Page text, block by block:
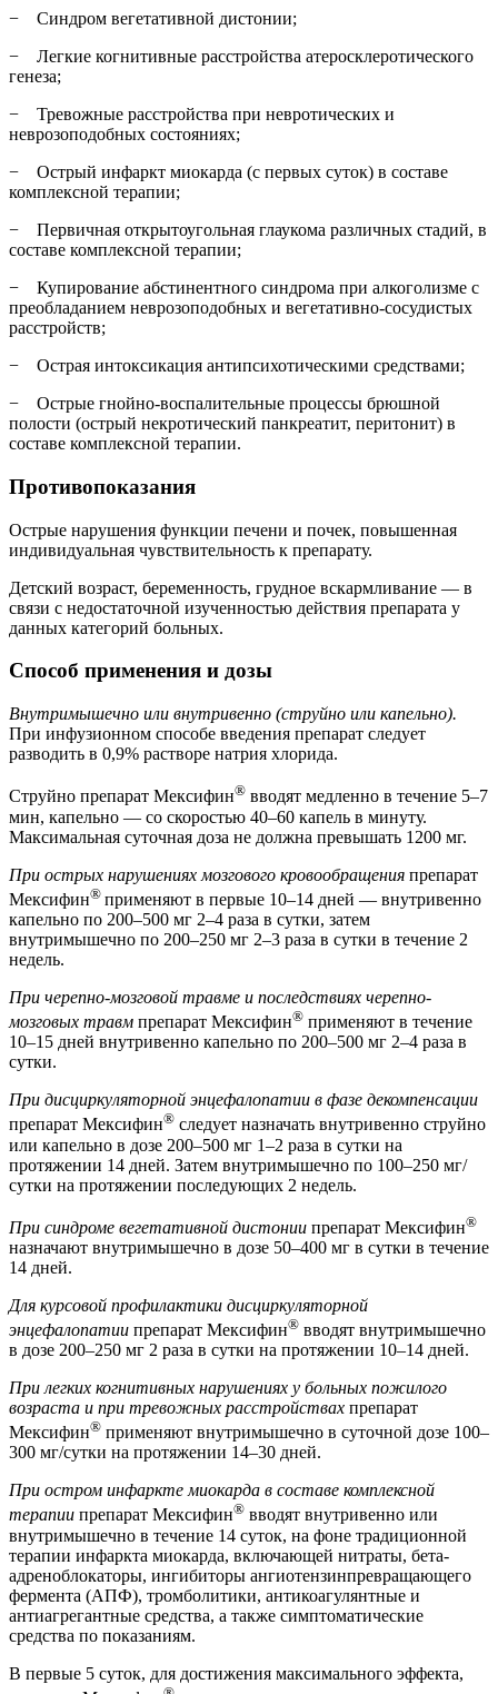
− Синдром вегетативной дистонии;
− Легкие когнитивные расстройства атеросклеротического
генеза;
− Тревожные расстройства при невротических и
неврозоподобных состояниях;
− Острый инфаркт миокарда (с первых суток) в составе
комплексной терапии;
− Первичная открытоугольная глаукома различных стадий, в
составе комплексной терапии;
− Купирование абстинентного синдрома при алкоголизме с
преобладанием неврозоподобных и вегетативно-сосудистых
расстройств;
− Острая интоксикация антипсихотическими средствами;
− Острые гнойно-воспалительные процессы брюшной
полости (острый некротический панкреатит, перитонит) в
составе комплексной терапии.
Противопоказания
Острые нарушения функции печени и почек, повышенная
индивидуальная чувствительность к препарату.
Детский возраст, беременность, грудное вскармливание — в
связи с недостаточной изученностью действия препарата у
данных категорий больных.
Способ применения и дозы
Внутримышечно или внутривенно (струйно или капельно).
При инфузионном способе введения препарат следует
разводить в 0,9% растворе натрия хлорида.
Струйно препарат Мексифин® вводят медленно в течение 5–7
мин, капельно — со скоростью 40–60 капель в минуту.
Максимальная суточная доза не должна превышать 1200 мг.
При острых нарушениях мозгового кровообращения препарат
Мексифин® применяют в первые 10–14 дней — внутривенно
капельно по 200–500 мг 2–4 раза в сутки, затем
внутримышечно по 200–250 мг 2–3 раза в сутки в течение 2
недель.
При черепно-мозговой травме и последствиях черепно-
мозговых травм препарат Мексифин® применяют в течение
10–15 дней внутривенно капельно по 200–500 мг 2–4 раза в
сутки.
При дисциркуляторной энцефалопатии в фазе декомпенсации
препарат Мексифин® следует назначать внутривенно струйно
или капельно в дозе 200–500 мг 1–2 раза в сутки на
протяжении 14 дней. Затем внутримышечно по 100–250 мг/
сутки на протяжении последующих 2 недель.
При синдроме вегетативной дистонии препарат Мексифин®
назначают внутримышечно в дозе 50–400 мг в сутки в течение
14 дней.
Для курсовой профилактики дисциркуляторной
энцефалопатии препарат Мексифин® вводят внутримышечно
в дозе 200–250 мг 2 раза в сутки на протяжении 10–14 дней.
При легких когнитивных нарушениях у больных пожилого
возраста и при тревожных расстройствах препарат
Мексифин® применяют внутримышечно в суточной дозе 100–
300 мг/сутки на протяжении 14–30 дней.
При остром инфаркте миокарда в составе комплексной
терапии препарат Мексифин® вводят внутривенно или
внутримышечно в течение 14 суток, на фоне традиционной
терапии инфаркта миокарда, включающей нитраты, бета-
адреноблокаторы, ингибиторы ангиотензинпревращающего
фермента (АПФ), тромболитики, антикоагулянтные и
антиагрегантные средства, а также симптоматические
средства по показаниям.
В первые 5 суток, для достижения максимального эффекта,